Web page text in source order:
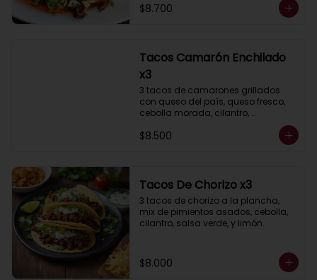
$8.700
Tacos Camarón Enchilado
x3
3 tacos de camarones grillados
con queso del país, queso fresco,
cebolla morada, cilantro,
acompañados de salsa taquera y
limón.
$8.500
Tacos De Chorizo x3
3 tacos de chorizo a la plancha,
mix de pimientos asados, cebolla,
cilantro, salsa verde, y limón.
$8.000